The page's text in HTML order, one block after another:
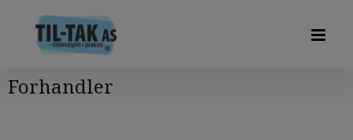
Forhandler